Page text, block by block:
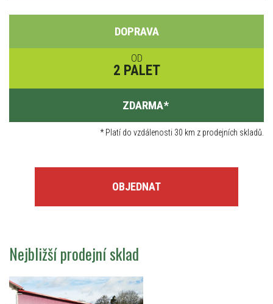
DOPRAVA
OD
2 PALET
ZDARMA*
*Platí do vzdálenosti 30 km z prodejních skladů.
OBJEDNAT
Nejbližší prodejní sklad